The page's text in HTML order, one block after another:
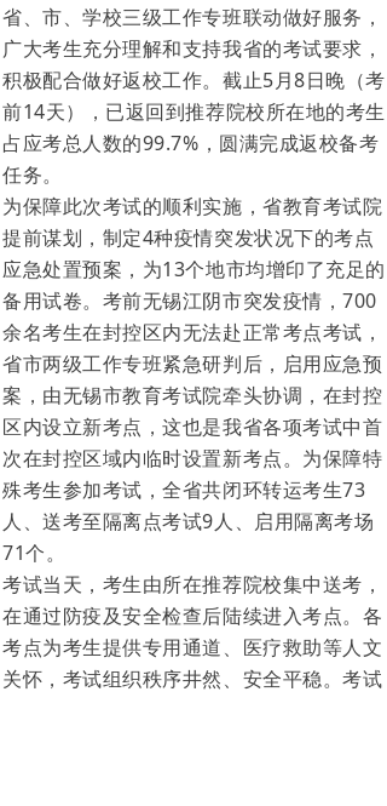
省、市、学校三级工作专班联动做好服务，
广大考生充分理解和支持我省的考试要求，
积极配合做好返校工作。截止5月8日晚（考
前14天），已返回到推荐院校所在地的考生
占应考总人数的99.7%，圆满完成返校备考
任务。
为保障此次考试的顺利实施，省教育考试院
提前谋划，制定4种疫情突发状况下的考点
应急处置预案，为13个地市均增印了充足的
备用试卷。考前无锡江阴市突发疫情，700
余名考生在封控区内无法赴正常考点考试，
省市两级工作专班紧急研判后，启用应急预
案，由无锡市教育考试院牵头协调，在封控
区内设立新考点，这也是我省各项考试中首
次在封控区域内临时设置新考点。为保障特
殊考生参加考试，全省共闭环转运考生73
人、送考至隔离点考试9人、启用隔离考场
71个。
考试当天，考生由所在推荐院校集中送考，
在通过防疫及安全检查后陆续进入考点。各
考点为考生提供专用通道、医疗救助等人文
关怀，考试组织秩序井然、安全平稳。考试